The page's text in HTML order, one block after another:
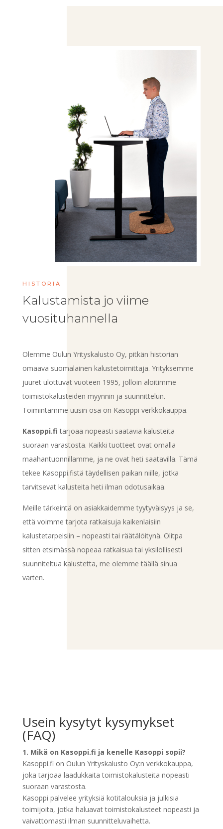
HISTORIA
Kalustamista jo viime
vuosituhannella
Olemme Oulun Yrityskalusto Oy, pitkän historian
omaava suomalainen kalustetoimittaja. Yrityksemme
juuret ulottuvat vuoteen 1995, jolloin aloitimme
toimistokalusteiden myynnin ja suunnittelun.
Toimintamme uusin osa on Kasoppi verkkokauppa.
Kasoppi.fi tarjoaa nopeasti saatavia kalusteita
suoraan varastosta. Kaikki tuotteet ovat omalla
maahantuonnillamme, ja ne ovat heti saatavilla. Tämä
tekee Kasoppi.fistä täydellisen paikan niille, jotka
tarvitsevat kalusteita heti ilman odotusaikaa.
Meille tärkeintä on asiakkaidemme tyytyväisyys ja se,
että voimme tarjota ratkaisuja kaikenlaisiin
kalustetarpeisiin – nopeasti tai räätälöitynä. Olitpa
sitten etsimässä nopeaa ratkaisua tai yksilöllisesti
suunniteltua kalustetta, me olemme täällä sinua
varten.
Usein kysytyt kysymykset
(FAQ)
1. Mikä on Kasoppi.fi ja kenelle Kasoppi sopii?
Kasoppi.fi on Oulun Yrityskalusto Oy:n verkkokauppa,
joka tarjoaa laadukkaita toimistokalusteita nopeasti
suoraan varastosta.
Kasoppi palvelee yrityksiä kotitalouksia ja julkisia
toimijoita, jotka haluavat toimistokalusteet nopeasti ja
vaivattomasti ilman suunnitteluvaihetta.